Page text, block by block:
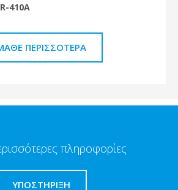
R-410A
ΠΕΡΙΣΣΌΤΕΡΑ
πληροφορίες
ΥΠΟΣΤΗΡΙΞΗ